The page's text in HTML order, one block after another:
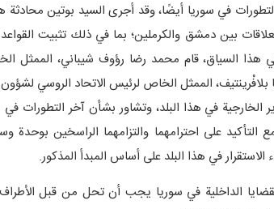
في سوريا أيضًا، وقد أجرى السيد بوتين محادثة
بين دمشق والكرملين؛ بما في ذلك تثبيت
هذا السياق، قام محمد رضا رؤوف شيباني، الممثل
بلافْرينتيف، الممثل الخاص لرئيس الاتحاد الروسي
الخارجية في هذا البلد، وتشاور بشأن آخر التطورات
التأكيد على احترامهما والتزامهما الراسخين بوحدة
الاستقرار في هذا البلد على أساس المبدأ المذكور.
الداخلية في سوريا يجب أن تحل من قبل